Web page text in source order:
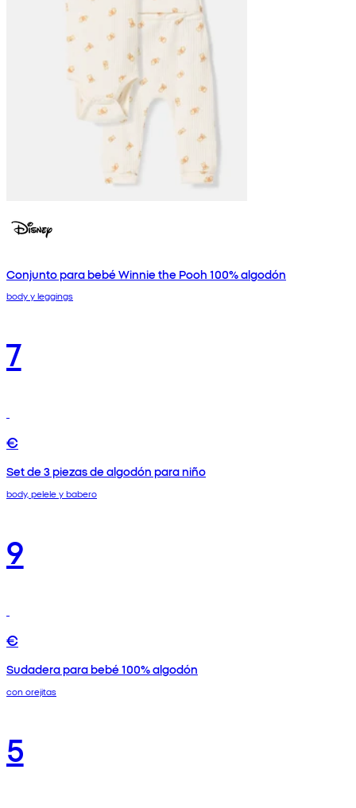
Conjunto para bebé Winnie the Pooh 100% algodón
body y leggings
7
€
Set de 3 piezas de algodón para niño
body, pelele y babero
9
€
Sudadera para bebé 100% algodón
con orejitas
5